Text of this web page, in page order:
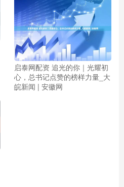
启泰网配资 追光的你｜光耀初
心，总书记点赞的榜样力量_大
皖新闻 | 安徽网